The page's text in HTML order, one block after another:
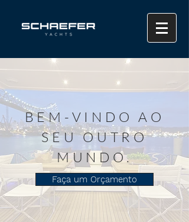
BEM-VINDO AO
SEU OUTRO
MUNDO.
Faça um Orçamento